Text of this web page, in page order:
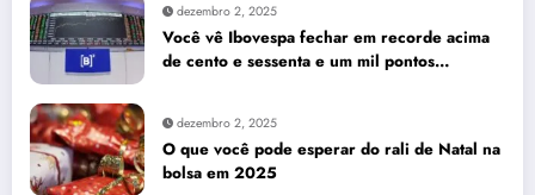
dezembro 2, 2025
Você vê Ibovespa fechar em recorde acima
de cento e sessenta e um mil pontos
dezembro 2, 2025
O que você pode esperar do rali de Natal na
bolsa em 2025